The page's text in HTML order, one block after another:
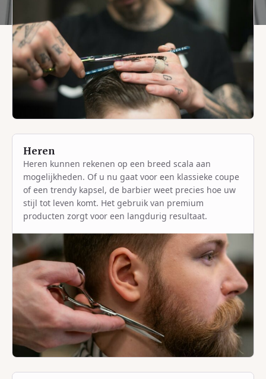
Heren
Heren kunnen rekenen op een breed scala aan
mogelijkheden. Of u nu gaat voor een klassieke coupe
of een trendy kapsel, de barbier weet precies hoe uw
stijl tot leven komt. Het gebruik van premium
producten zorgt voor een langdurig resultaat.